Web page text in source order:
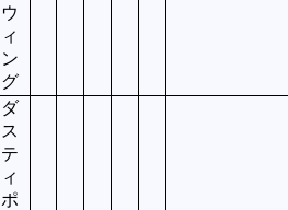
ウ
ィ
ン
グ
ダ
ス
テ
ィ
ポ